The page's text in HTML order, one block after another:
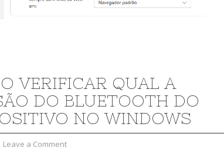
VERIFICAR QUAL A
DO BLUETOOTH DO
NO WINDOWS
Leave a Comment